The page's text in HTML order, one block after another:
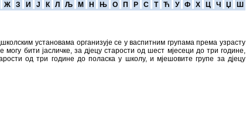
Ж З И Ј К Л Љ М Н Њ О П Р С Т Ћ У Ф Х Ц Ч Џ Ш
установама организује се у васпитним групама према узрасту
могу бити јасличке, за дјецу старости од шест мјесеци до три године,
од три године до поласка у школу, и мјешовите групе за дјецу